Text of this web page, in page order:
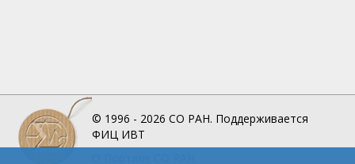
© 1996 - 2026 СО РАН. Поддерживается
ФИЦ ИВТ